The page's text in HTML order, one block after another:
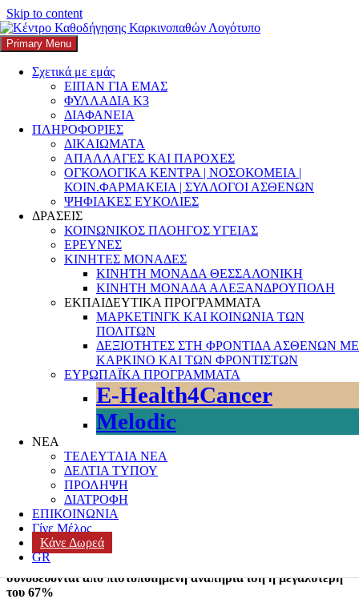
Skip to content
K3
ΚΕΝΤΡΟ ΚΑΘΟΔΗΓΗΣΗΣ ΚΑΡΚΙΝΟΠΑΘΩΝ
Primary Menu
Σχετικά με εμάς
ΕΙΠΑΝ ΓΙΑ ΕΜΑΣ
ΦΥΛΛΑΔΙΑ Κ3
ΔΙΑΦΑΝΕΙΑ
ΠΛΗΡΟΦΟΡΙΕΣ
ΔΙΚΑΙΩΜΑΤΑ
ΑΠΑΛΛΑΓΕΣ ΚΑΙ ΠΑΡΟΧΕΣ
ΟΓΚΟΛΟΓΙΚΑ ΚΕΝΤΡΑ | ΝΟΣΟΚΟΜΕΙΑ |
ΚΟΙΝ.ΦΑΡΜΑΚΕΙΑ | ΣΥΛΛΟΓΟΙ ΑΣΘΕΝΩΝ
ΨΗΦΙΑΚΕΣ ΕΥΚΟΛΙΕΣ
ΔΡΑΣΕΙΣ
ΚΟΙΝΩΝΙΚΟΣ ΠΛΟΗΓΟΣ ΥΓΕΙΑΣ
ΕΡΕΥΝΕΣ
ΚΙΝΗΤΕΣ ΜΟΝΑΔΕΣ
ΚΙΝΗΤΗ ΜΟΝΑΔΑ ΘΕΣΣΑΛΟΝΙΚΗ
ΚΙΝΗΤΗ ΜΟΝΑΔΑ ΑΛΕΞΑΝΔΡΟΥΠΟΛΗ
ΕΚΠΑΙΔΕΥΤΙΚΑ ΠΡΟΓΡΑΜΜΑΤΑ
ΜΑΡΚΕΤΙΝΓΚ ΚΑΙ ΚΟΙΝΩΝΙΑ ΤΩΝ
ΠΟΛΙΤΩΝ
ΔΕΞΙΟΤΗΤΕΣ ΣΤΗ ΦΡΟΝΤΙΔΑ ΑΣΘΕΝΩΝ ΜΕ
ΚΑΡΚΙΝΟ ΚΑΙ ΤΩΝ ΦΡΟΝΤΙΣΤΩΝ
ΕΥΡΩΠΑΪΚΑ ΠΡΟΓΡΑΜΜΑΤΑ
E-Health4Cancer
Melodic
ΝΕΑ
ΤΕΛΕΥΤΑΙΑ ΝΕΑ
ΔΕΛΤΙΑ ΤΥΠΟΥ
ΠΡΟΛΗΨΗ
ΔΙΑΤΡΟΦΗ
ΕΠΙΚΟΙΝΩΝΙΑ
Γίνε Μέλος
Κάνε Δωρεά
GR
Search
Αναζήτηση για:
Κατηγορία:ΑΣΦΑΛΙΣΤΙΚΗ
ΙΚΑΝΟΤΗΤΑ
Επίδομα Αεροθεραπείας για το 2025 –
Προϋποθέσεις για τη χορήγηση του
επιδόματος
Posted on 29 Σεπτεμβρίου, 2025Author
ΑΠΑΛΛΑΓΕΣ & ΠΑΡΟΧΕΣ,ΑΠΑΛΛΑΓΕΣ ΚΑΙ
ΑΣΦΑΛΙΣΤΙΚΗ ΙΚΑΝΟΤΗΤΑ,ΔΕΔΟΜΕΝΑ,
ΔΙΚΑΙΩΜΑΤΑ,Δικαιώματα Ασθενών,ΕΙΔΙΚΕΣ ΚΑΤΗΓΟΡΙΕΣ
ΕΙΔΙΚΕΣ ΡΥΘΜΙΣΕΙΣ,ΕΛΛΑΔΑ,ΕΠΙΔΟΜΑ
ΑΕΡΟΘΕΡΑΠΕΙΑΣ,ΕΥΡΩΠΑΙΚΟΣ ΚΩΔΙΚΑΣ ΚΑΤΑ ΤΟΥ
ΚΑΡΚΙΝΟΣ,ΚΑΡΚΙΝΟΣ ΤΟΥ ΠΝΕΥΜΟΝΑ,
ΚΟΙΝΩΝΙΚΗ ΠΡΟΣΤΑΣΙΑ,ΟΓΚΟΛΟΓΙΚΟΙ ΑΣΘΕΝΕΙΣ
ΠΛΗΡΟΦΟΡΙΕΣ,ΠΟΙΟΤΗΤΑ ΣΤΗΝ ΟΓΚΟΛΟΓΙΚΗ
ΠΡΟΣΒΑΣΙΜΟΤΗΤΑ ,ΦΑΡΜΑΚΑ –
Leave a comment
Ο ΕΟΠΥΥ ανακοίνωσε τη διαδικασία και τις προϋποθέσεις
για τη χορήγηση της
αποζημίωσης αεροθεραπείας για το έτος 2025, το οποίο
ορίζεται στα 200 ευρώ, και αφορά το χρονικό διάστημα από
01/06/2025 έως 31/08/2025.
Σύμφωνα με τον Ενιαίο Κανονισμό Παροχών Υγείας (ΦΕΚ 2106/
τ.Β΄/02-05-2025), η
αποζημίωση παρέχεται σε ασφαλισμένους με συγκεκριμένες
χρόνιες παθήσεις,
συνοδεύονται από πιστοποιημένη αναπηρία ίση ή μεγαλύτερη
του 67%